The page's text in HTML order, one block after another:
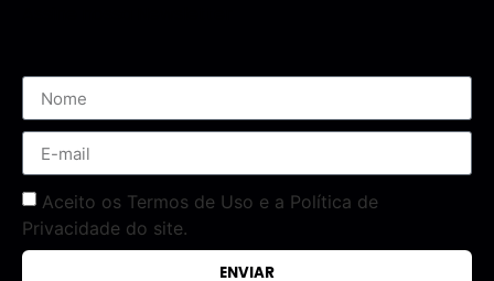
Aceito os Termos de Uso e a Política de
Privacidade do site.
ENVIAR